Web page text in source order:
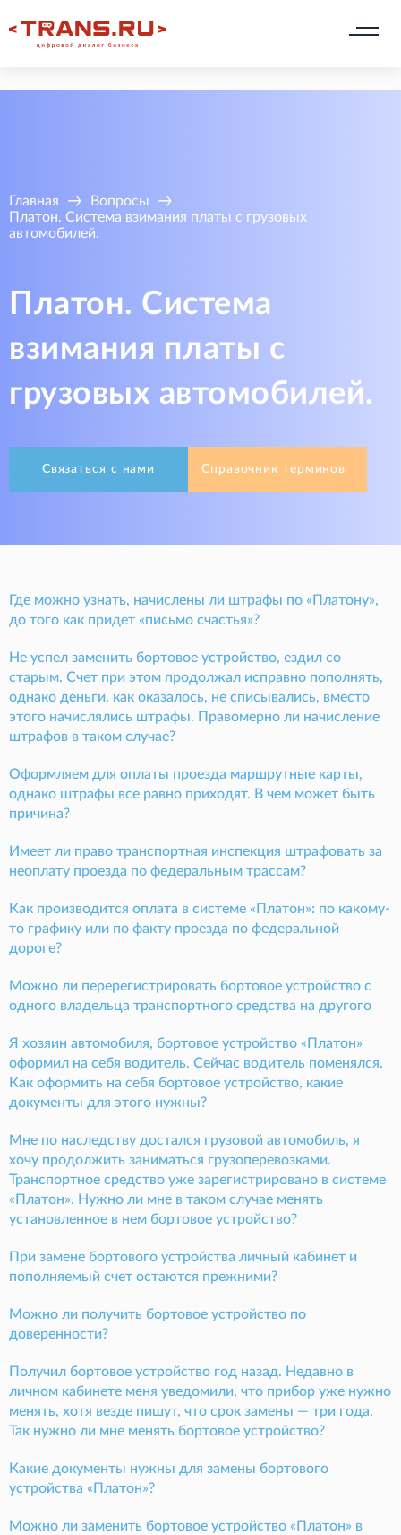
Главная
Вопросы
Платон. Система взимания платы с грузовых
автомобилей.
Платон. Система
взимания платы с
грузовых автомобилей.
Связаться с нами Справочник терминов
Где можно узнать, начислены ли штрафы по «Платону»,
до того как придет «письмо счастья»?
Не успел заменить бортовое устройство, ездил со
старым. Счет при этом продолжал исправно пополнять,
однако деньги, как оказалось, не списывались, вместо
этого начислялись штрафы. Правомерно ли начисление
штрафов в таком случае?
Оформляем для оплаты проезда маршрутные карты,
однако штрафы все равно приходят. В чем может быть
причина?
Имеет ли право транспортная инспекция штрафовать за
неоплату проезда по федеральным трассам?
Как производится оплата в системе «Платон»: по какому-
то графику или по факту проезда по федеральной
дороге?
Можно ли перерегистрировать бортовое устройство с
одного владельца транспортного средства на другого
Я хозяин автомобиля, бортовое устройство «Платон»
оформил на себя водитель. Сейчас водитель поменялся.
Как оформить на себя бортовое устройство, какие
документы для этого нужны?
Мне по наследству достался грузовой автомобиль, я
хочу продолжить заниматься грузоперевозками.
Транспортное средство уже зарегистрировано в системе
«Платон». Нужно ли мне в таком случае менять
установленное в нем бортовое устройство?
При замене бортового устройства личный кабинет и
пополняемый счет остаются прежними?
Можно ли получить бортовое устройство по
доверенности?
Получил бортовое устройство год назад. Недавно в
личном кабинете меня уведомили, что прибор уже нужно
менять, хотя везде пишут, что срок замены — три года.
Так нужно ли мне менять бортовое устройство?
Какие документы нужны для замены бортового
устройства «Платон»?
Можно ли заменить бортовое устройство «Платон» в